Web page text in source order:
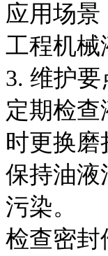
应用场
工程机械
3. 维护要
定期检
时更换磨
保持油液
污染。
检查密封